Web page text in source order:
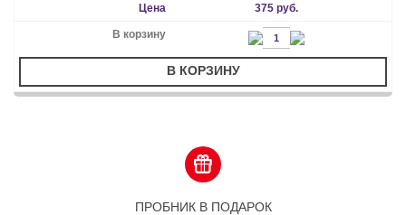
375 руб.
В КОРЗИНУ
ПРОБНИК В ПОДАРОК